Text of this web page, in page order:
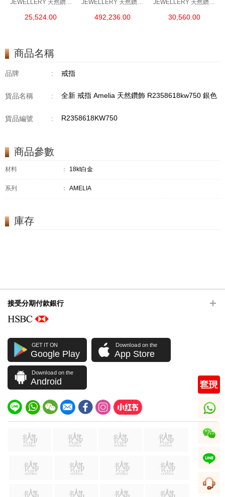
JEWELLERY 天然鑽飾
ROUND 0.5 G IF VG
25,524.00
JEWELLERY 天然鑽飾
5.18
492,236.00
JEWELLERY 天然鑽飾
ROUND 0.6 F IF 3EX
30,560.00
商品名稱
品牌 : 戒指
貨品名稱 : 全新 戒指 Amelia 天然鑽飾 R2358618kw750 銀色
貨品編號 : R2358618KW750
商品參數
材料 ： 18kt白金
系列 ： AMELIA
庫存
接受分期付款銀行
GET IT ON
Google Play
Download on the
App Store
Download on the
Android
whatsapp